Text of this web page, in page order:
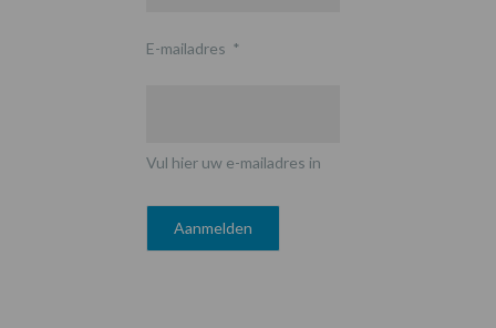
E-mailadres *
Vul hier uw e-mailadres in